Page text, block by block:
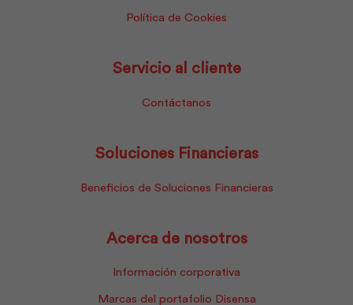
Política de Cookies
Servicio al cliente
Contáctanos
Soluciones Financieras
Beneficios de Soluciones Financieras
Acerca de nosotros
Información corporativa
Marcas del portafolio Disensa